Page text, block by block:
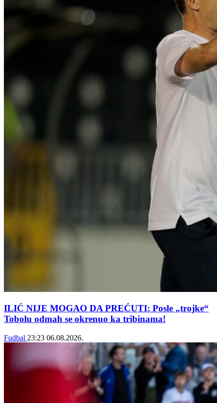
ILIĆ NIJE MOGAO DA PREĆUTI: Posle „trojke“
Tobolu odmah se okrenuo ka tribinama!
Fudbal 23:23 06.08.2026.